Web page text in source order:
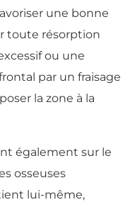
une bonne
toute résorption
ou une
par un fraisage
la zone à la
également sur le
osseuses
lui-même,